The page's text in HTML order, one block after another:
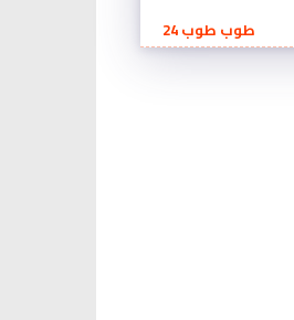
طوب طوب 24